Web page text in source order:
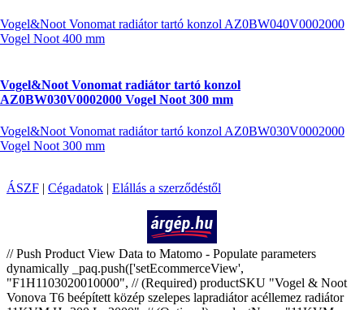
Vogel&Noot Vonomat radiátor tartó konzol AZ0BW040V0002000
Vogel Noot 400 mm
Vogel&Noot Vonomat radiátor tartó konzol
AZ0BW030V0002000 Vogel Noot 300 mm
Vogel&Noot Vonomat radiátor tartó konzol AZ0BW030V0002000
Vogel Noot 300 mm
ÁSZF | Cégadatok | Elállás a szerződéstől
// Push Product View Data to Matomo - Populate parameters
dynamically _paq.push(['setEcommerceView',
"F1H1103020010000", // (Required) productSKU "Vogel & Noot
Vonova T6 beépített közép szelepes lapradiátor acéllemez radiátor